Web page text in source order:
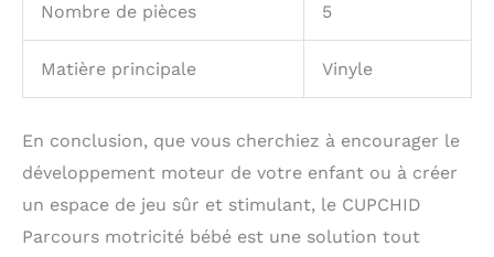
Nombre de pièces 5
Matière principale Vinyle
En conclusion, que vous cherchiez à encourager le
développement moteur de votre enfant ou à créer
un espace de jeu sûr et stimulant, le CUPCHID
Parcours motricité bébé est une solution tout